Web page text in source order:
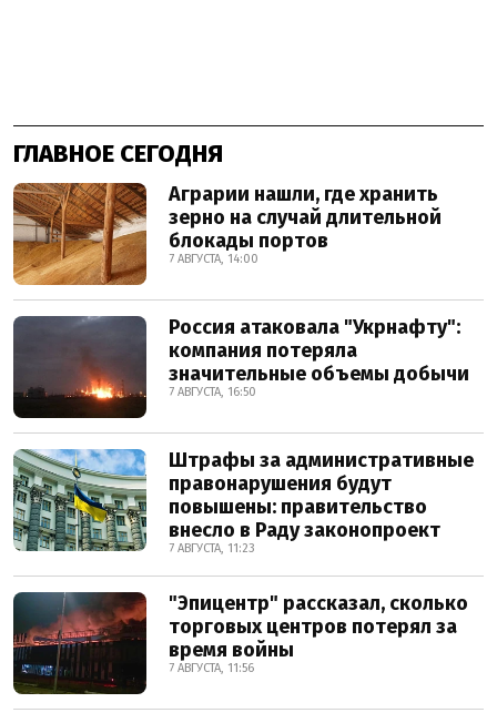
ГЛАВНОЕ СЕГОДНЯ
Аграрии нашли, где хранить
зерно на случай длительной
блокады портов
7 АВГУСТА, 14:00
Россия атаковала "Укрнафту":
компания потеряла
значительные объемы добычи
7 АВГУСТА, 16:50
Штрафы за административные
правонарушения будут
повышены: правительство
внесло в Раду законопроект
7 АВГУСТА, 11:23
"Эпицентр" рассказал, сколько
торговых центров потерял за
время войны
7 АВГУСТА, 11:56